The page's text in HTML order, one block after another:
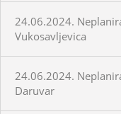
24.06.2024.
Vukosavljevica
24.06.2024.
Daruvar